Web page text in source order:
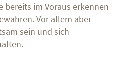
bereits im Voraus erkennen
Vor allem aber
sein und sich